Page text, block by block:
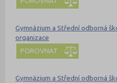
Gymnázium a Střední odborná
organizace
POROVNAT
Gymnázium a Střední odborná